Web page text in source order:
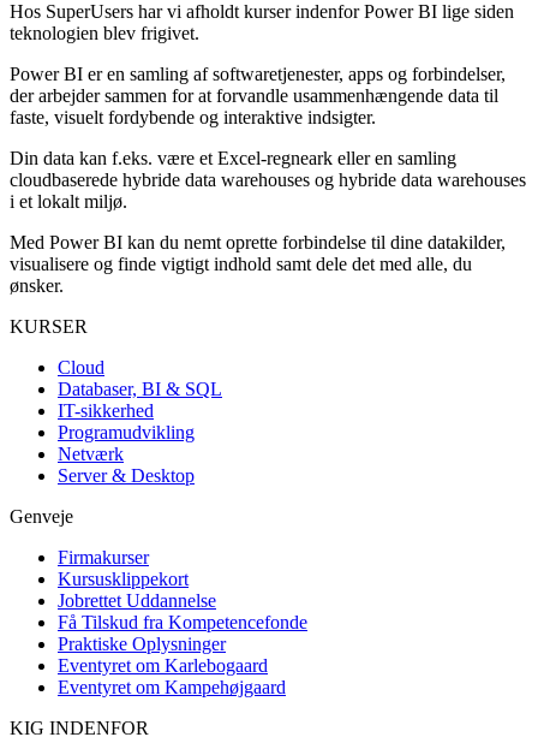
Hos SuperUsers har vi afholdt kurser indenfor Power BI lige siden
teknologien blev frigivet.
Power BI er en samling af softwaretjenester, apps og forbindelser,
der arbejder sammen for at forvandle usammenhængende data til
faste, visuelt fordybende og interaktive indsigter.
Din data kan f.eks. være et Excel-regneark eller en samling
cloudbaserede hybride data warehouses og hybride data warehouses
i et lokalt miljø.
Med Power BI kan du nemt oprette forbindelse til dine datakilder,
visualisere og finde vigtigt indhold samt dele det med alle, du
ønsker.
KURSER
Cloud
Databaser, BI & SQL
IT-sikkerhed
Programudvikling
Netværk
Server & Desktop
Genveje
Firmakurser
Kursusklippekort
Jobrettet Uddannelse
Få Tilskud fra Kompetencefonde
Praktiske Oplysninger
Eventyret om Karlebogaard
Eventyret om Kampehøjgaard
KIG INDENFOR